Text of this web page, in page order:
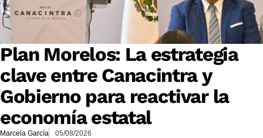
Plan Morelos: La estrategia
clave entre Canacintra y
Gobierno para reactivar la
economía estatal
Marcela García 05/08/2026